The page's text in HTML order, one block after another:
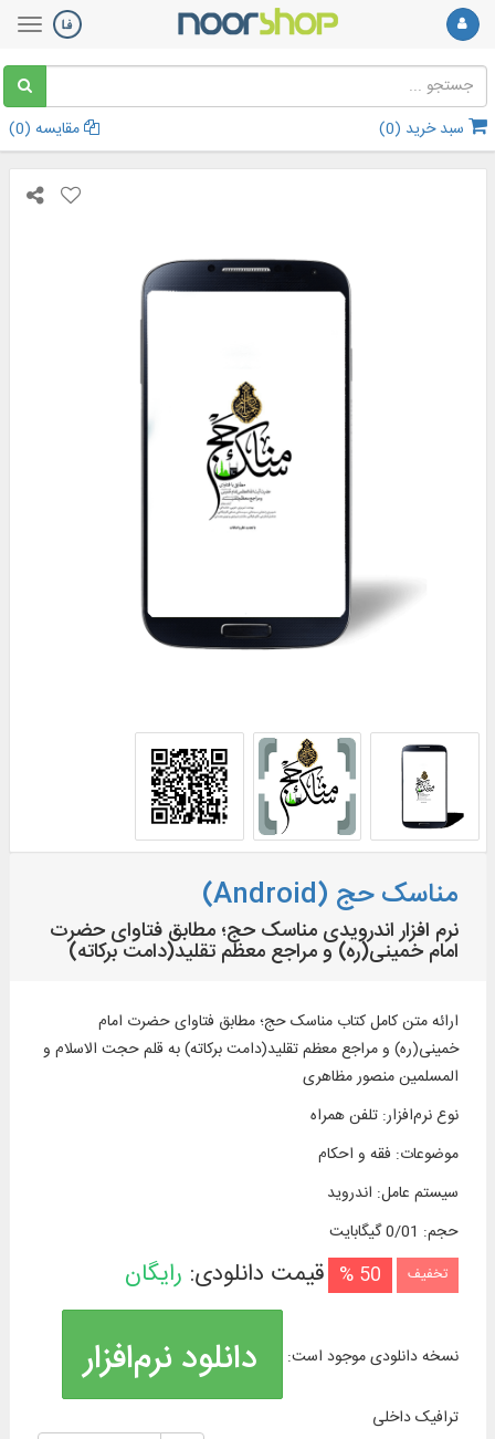
سبد خرید (0
) مقایسه (0
)
مناسک حج (Android)
نرم افزار اندرویدی مناسک حج؛ مطابق فتاوای حضرت
امام خمینی(ره) و مراجع معظم تقلید(دامت برکاته)
ارائه متن کامل کتاب مناسک حج؛ مطابق فتاوای حضرت امام
خمینی(ره) و مراجع معظم تقلید(دامت برکاته) به قلم حجت الاسلام و
المسلمین منصور مظاهری
نوع نرم‌افزار:تلفن همراه
موضوعات: فقه و احکام
سیستم عامل: اندروید
حجم: 0/01 گیگابایت
تخفیف 50 % قیمت دانلودی: رایگان
نسخه دانلودی موجود است: دانلود نرم‌افزار
ترافیک داخلی